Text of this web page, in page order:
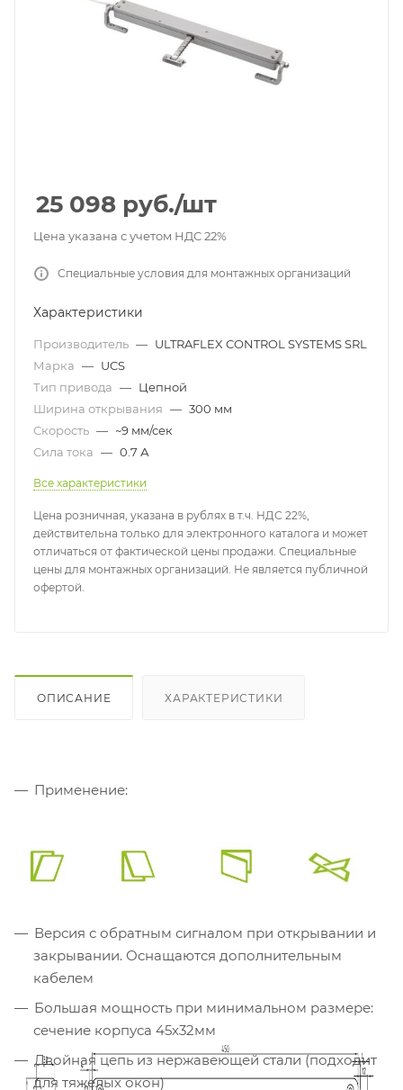
25 098 руб./шт
Цена указана с учетом НДС 22%
Специальные условия для монтажных организаций
Характеристики
Производитель — ULTRAFLEX CONTROL SYSTEMS SRL
Марка — UCS
Тип привода — Цепной
Ширина открывания — 300 мм
Скорость — ~9 мм/сек
Сила тока — 0.7 А
Все характеристики
Цена розничная, указана в рублях в т.ч. НДС 22%,
действительна только для электронного каталога и может
отличаться от фактической цены продажи. Специальные
цены для монтажных организаций. Не является публичной
офертой.
ОПИСАНИЕ ХАРАКТЕРИСТИКИ
Применение:
Версия с обратным сигналом при открывании и
закрывании. Оснащаются дополнительным
кабелем
Большая мощность при минимальном размере:
сечение корпуса 45х32мм
Двойная цепь из нержавеющей стали (подходит
для тяжелых окон)